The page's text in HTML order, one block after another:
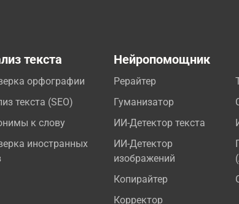
текста
орфографии
текста (SEO)
к слову
иностранных
Нейропомощник
Рерайтер
Гуманизатор
ИИ-Детектор текста
ИИ-Детектор
изображений
Копирайтер
Корректор